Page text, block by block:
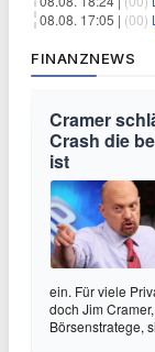
08.08. 17:05 | (00)
FINANZNEWS
Cramer
Crash die
ist
ein. Für viele
doch Jim
Börsenstratege,